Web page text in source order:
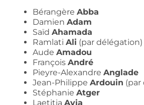
Bérangère Abba
Damien Adam
Saïd Ahamada
Ramlati Ali (par délégation)
Aude Amadou
François André
Pieyre-Alexandre Anglade
Jean-Philippe Ardouin (par
Stéphanie Atger
Laetitia Avia